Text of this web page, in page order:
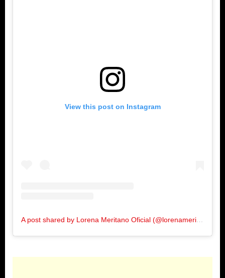
View this post on Instagram
A post shared by Lorena Meritano Oficial (@lorenameritanooficial)